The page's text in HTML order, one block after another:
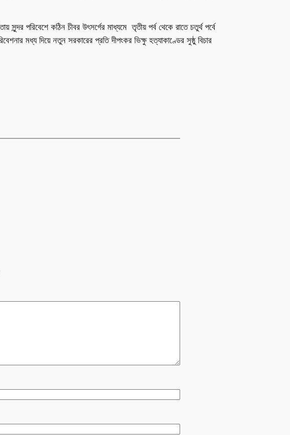
পরিবেশে কঠিন চীবর উৎসর্গের মাধ্যমে তৃতীয় পর্ব থেকে রাতে চতুর্থ পর্বে
মধ্য দিয়ে নতুন সরকারের প্রতি দীপংকর ভিক্ষু হত্যাকাণ্ডের সুষ্ঠু বিচার